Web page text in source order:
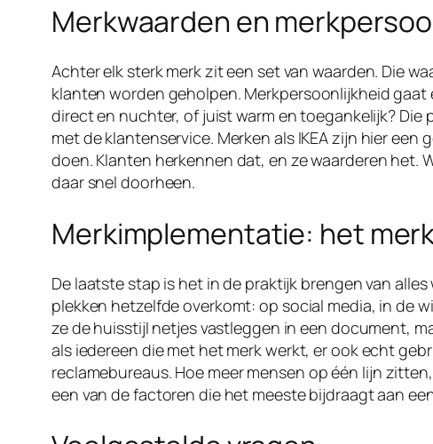
Merkwaarden en
Achter elk sterk merk zit een set van waarden. Die
klanten worden geholpen. Merkpersoonlijkheid
direct en nuchter, of juist warm en toegankelijk?
met de klantenservice. Merken als IKEA zijn hier
doen. Klanten herkennen dat, en ze waarderen het.
daar snel doorheen.
Merkimplementatie: het
De laatste stap is het in de praktijk brengen van
plekken hetzelfde overkomt: op social media, in de
ze de huisstijl netjes vastleggen in een document,
als iedereen die met het merk werkt, er ook echt
reclamebureaus. Hoe meer mensen op één lijn
een van de factoren die het meeste bijdraagt aan